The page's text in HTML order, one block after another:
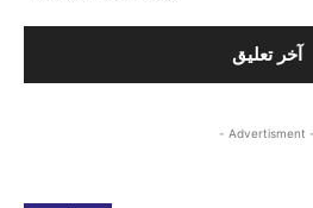
- Advertisment -